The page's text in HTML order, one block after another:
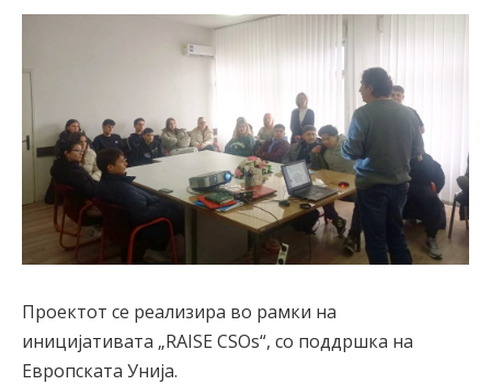
Проектот се реализира во рамки на
иницијативата „RAISE CSOs“, со поддршка на
Европската Унија.